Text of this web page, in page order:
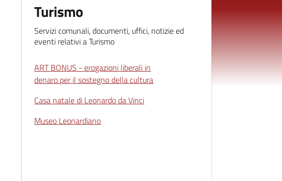
Turismo
Servizi comunali, documenti, uffici, notizie ed
eventi relativi a Turismo
ART BONUS - erogazioni liberali in
denaro per il sostegno della cultura
Casa natale di Leonardo da Vinci
Museo Leonardiano